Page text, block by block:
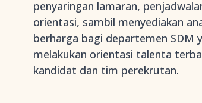
penyaringan lamaran,
orientasi, sambil menyediakan
berharga bagi departemen SDM
melakukan orientasi talenta
kandidat dan tim perekrutan.